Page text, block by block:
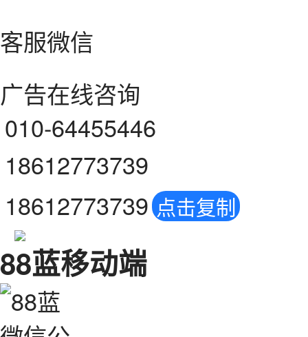
客服微信
广告在线咨询
010-64455446
18612773739
18612773739 点击复制
88蓝移动端